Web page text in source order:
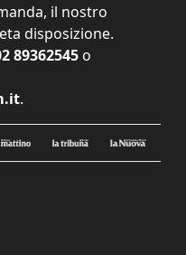
il nostro
disposizione.
89362545 o
.